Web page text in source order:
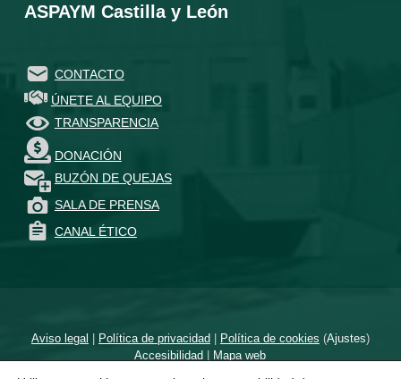
ASPAYM Castilla y León
CONTACTO
ÚNETE AL EQUIPO
TRANSPARENCIA
DONACIÓN
BUZÓN DE QUEJAS
SALA DE PRENSA
CANAL ÉTICO
Aviso legal | Política de privacidad| Política de cookies (Ajustes)
Accesibilidad | Mapa web